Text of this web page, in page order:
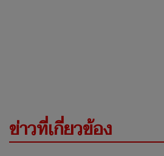
ข่าวที่เกี่ยวข้อง